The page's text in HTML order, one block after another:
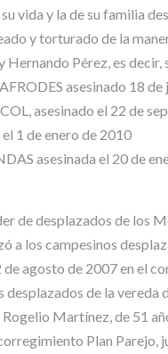
vida y la de su familia
y torturado de la
Pérez, es decir,
asesinado 18 de
asesinado el 22 de
1 de enero de 2010
asesinada el 20 de
de desplazados de los
a los campesinos
agosto de 2007 en el
de la vereda
Martínez, de 51
Plan